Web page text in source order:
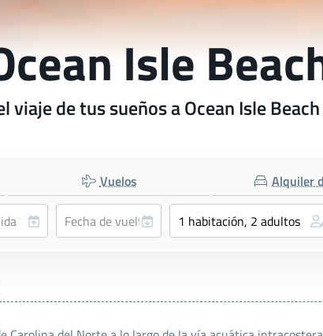
Isle
viaje de tus sueños a Ocean Isle Beach
Vuelos Alquiler